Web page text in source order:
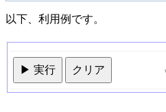
以下、利用例です。
▶ 実行 クリア